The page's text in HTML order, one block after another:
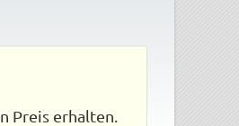
Preis erhalten.